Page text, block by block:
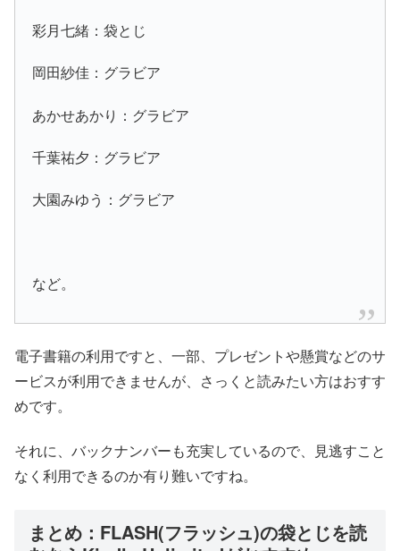
彩月七緒：袋とじ
岡田紗佳：グラビア
あかせあかり：グラビア
千葉祐夕：グラビア
大園みゆう：グラビア
など。
電子書籍の利用ですと、一部、プレゼントや懸賞などのサ
ービスが利用できませんが、さっくと読みたい方はおすす
めです。
それに、バックナンバーも充実しているので、見逃すこと
なく利用できるのか有り難いですね。
まとめ：FLASH(フラッシュ)の袋とじを読